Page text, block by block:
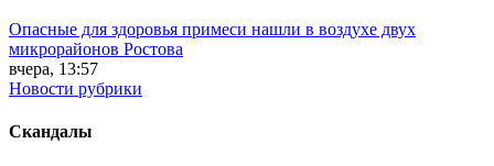
Опасные для здоровья примеси нашли в воздухе двух
микрорайонов Ростова
вчера, 13:57
Новости рубрики
Скандалы